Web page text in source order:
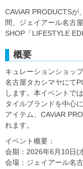
CAViAR PRODUCTS
間、ジェイアール名古
SHOP「LIFESTYLE
概要
キュレーションショッ
名古屋タカシマヤにて
します。本イベントで
タイルブランドを中心
アイテム、CAViAR
れます。
イベント概要：
会期：2026年6月10日(
会場：ジェイアール名